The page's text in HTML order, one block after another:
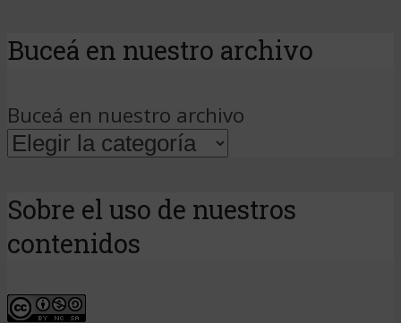
Buceá en nuestro archivo
Buceá en nuestro archivo
Sobre el uso de nuestros
contenidos